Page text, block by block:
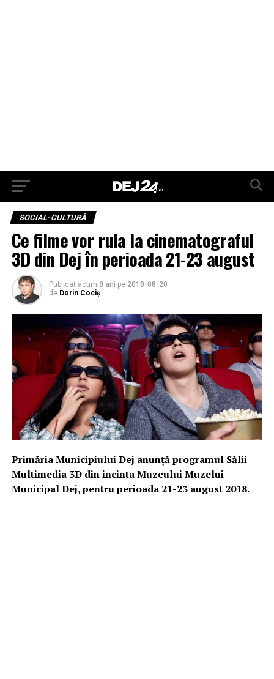
SOCIAL-CULTURĂ
Ce filme vor rula la cinematograful
3D din Dej în perioada 21-23 august
Publicat acum 8 ani pe 2018-08-20
de Dorin Cociș
Primăria Municipiului Dej anunță programul Sălii
Multimedia 3D din incinta Muzeului Muzelui
Municipal Dej, pentru perioada 21-23 august 2018.